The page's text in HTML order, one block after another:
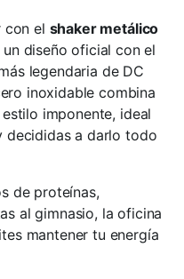
con el shaker metálico
un diseño oficial con el
legendaria de DC
inoxidable combina
imponente, ideal
decididas a darlo todo
de proteínas,
al gimnasio, la oficina
mantener tu energía